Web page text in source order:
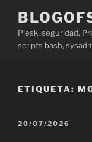
contenido
Plesk, seguridad,
scripts bash,
ETIQUETA:
PUBLICADO
20/07/2026